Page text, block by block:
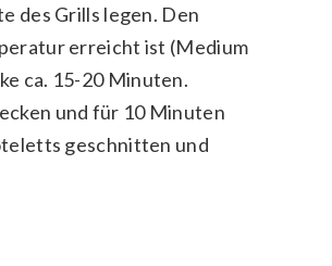
des Grills legen. Den
erreicht ist (Medium
ca. 15-20 Minuten.
und für 10 Minuten
geschnitten und